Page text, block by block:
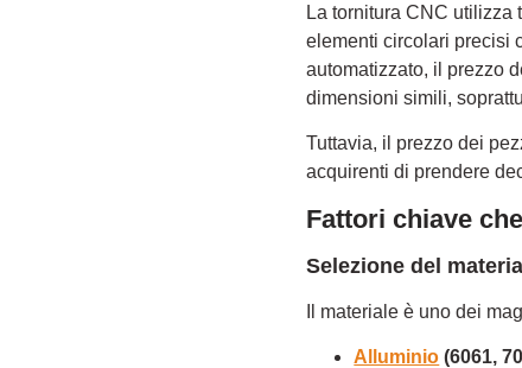
La tornitura CNC utilizza
elementi circolari precisi
automatizzato, il prezzo
dimensioni simili,
Tuttavia, il prezzo dei
acquirenti di prendere
Fattori chiave
Selezione del
Il materiale è uno dei
Alluminio (6061,